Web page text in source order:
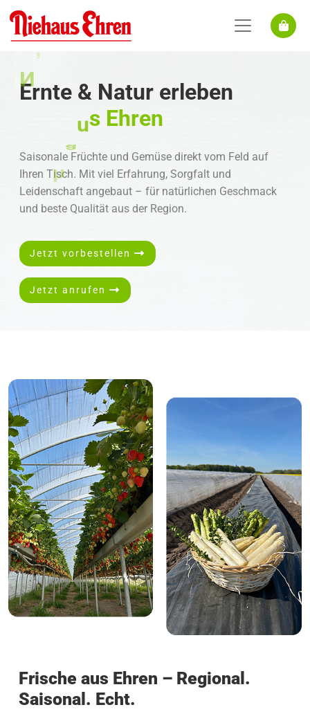
Ernte & Natur erleben
u
E
h
ren
Saisonale Früchte und Gemüse direkt vom Feld auf
Ihren Tisch. Mit viel Erfahrung, Sorgfalt und
Leidenschaft angebaut – für natürlichen Geschmack
und beste Qualität aus der Region.
Jetzt vorbestellen
Jetzt anrufen
Frische aus Ehren – Regional.
Saisonal. Echt.